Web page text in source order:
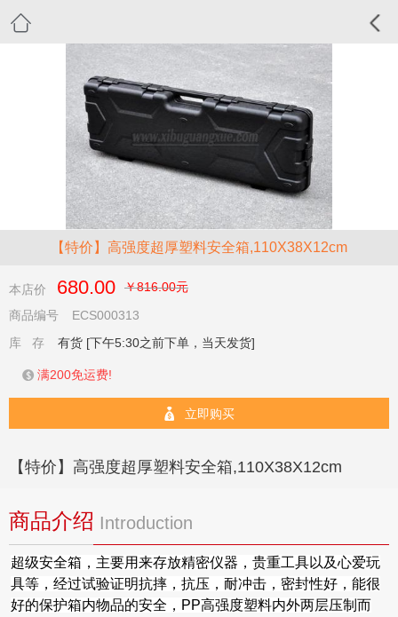
【特价】高强度超厚塑料安全箱,110X38X12cm
本店价 680.00
￥816.00元
商品编号
ECS000313
库 存
有货 [下午5:30之前下单，当天发货]
满200免运费!
立即购买
【特价】高强度超厚塑料安全箱,110X38X12cm
商品介绍 Introduction
超级安全箱，主要用来存放精密仪器，贵重工具以及心爱玩
具等，经过试验证明抗摔，抗压，耐冲击，密封性好，能很
好的保护箱内物品的安全，PP高强度塑料内外两层压制而